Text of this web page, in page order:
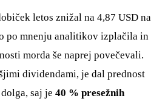
letos znižal na 4,87 USD na
po mnenju analitikov izplačila in
morda še naprej povečevali.
dividendami, je dal prednost
saj je 40 % presežnih